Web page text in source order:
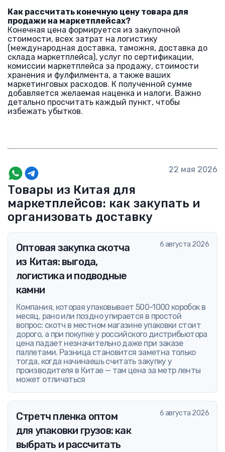
Товары из Китая для
маркетплейсов: как закупать и
организовать доставку
Как рассчитать конечную цену товара для
продажи на маркетплейсах?
Конечная цена формируется из закупочной
стоимости, всех затрат на логистику
(международная доставка, таможня, доставка до
склада маркетплейса), услуг по сертификации,
комиссии маркетплейса за продажу, стоимости
хранения и фулфилмента, а также ваших
маркетинговых расходов. К полученной сумме
добавляется желаемая наценка и налоги. Важно
детально просчитать каждый пункт, чтобы
избежать убытков.
22 мая 2026
Оптовая закупка скотча
из Китая: выгода,
логистика и подводные
камни
6 августа 2026
Компания, которая упаковывает 500-1000 коробок в
месяц, рано или поздно упирается в простой
вопрос: скотч в местном магазине упаковки стоит
дорого, а при покупке у российского дистрибьютора
цена падает незначительно даже при заказе
паллетами. Разница становится заметна только
тогда, когда начинаешь считать закупку у
производителя в Китае — там цена за метр ленты
может отличаться
Стретч пленка оптом
для упаковки грузов: как
выбрать и рассчитать
6 августа 2026